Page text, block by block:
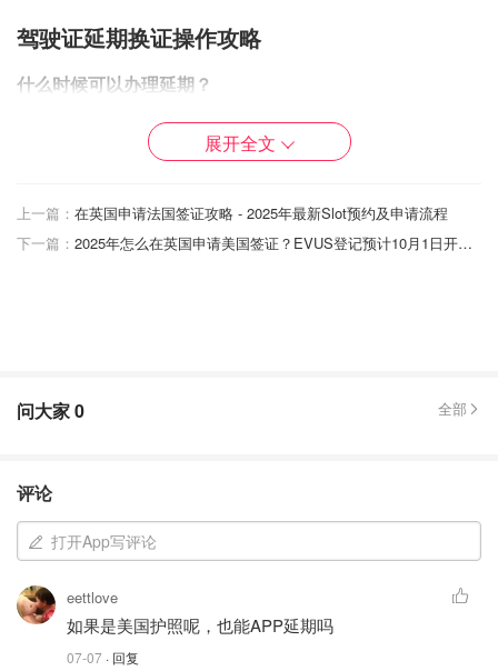
驾驶证延期换证操作攻略
什么时候可以办理延期？
驾照到期日前90天到过期后的一年内都可以在线办理。（大
家也可以请家人去交管局咨询一下是否可以当地办理延期）
注意：驾照过期一年内更新都是有效的，如果大家在一年内
可以回国，就可以不用着急办延期啦。
展开全文
上一篇： 在英国申请法国签证攻略 - 2025年最新Slot预约及申请流程
下一篇：
2025年怎么在英国申请美国签证？EVUS登记预计10月1日开始收费！
问大家0 全部
评论
打开App写评论
eettlove
如果是美国护照呢，也能APP延期吗
07-07 · 回复